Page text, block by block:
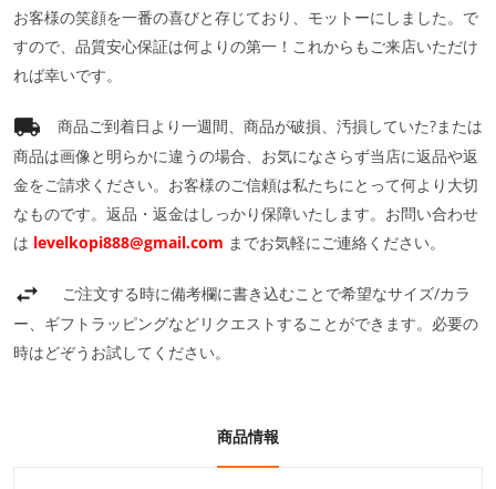
お客様の笑顔を一番の喜びと存じており、モットーにしました。で
すので、品質安心保証は何よりの第一！これからもご来店いただけ
れば幸いです。
商品ご到着日より一週間、商品が破損、汚損していた?または
商品は画像と明らかに違うの場合、お気になさらず当店に返品や返
金をご請求ください。お客様のご信頼は私たちにとって何より大切
なものです。返品・返金はしっかり保障いたします。お問い合わせ
は levelkopi888@gmail.com までお気軽にご連絡ください。
ご注文する時に備考欄に書き込むことで希望なサイズ/カラ
ー、ギフトラッピングなどリクエストすることができます。必要の
時はどぞうお試してください。
商品情報